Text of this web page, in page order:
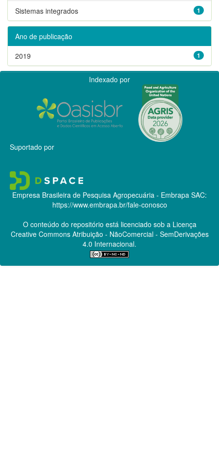
1
Sistemas integrados
Ano de publicação
1
2019
Indexado por
Suportado por
Empresa Brasileira de Pesquisa Agropecuária - Embrapa SAC:
https://www.embrapa.br/fale-conosco
O conteúdo do repositório está licenciado sob a Licença
Creative CommonsAtribuição - NãoComercial - SemDerivações
4.0 Internacional.